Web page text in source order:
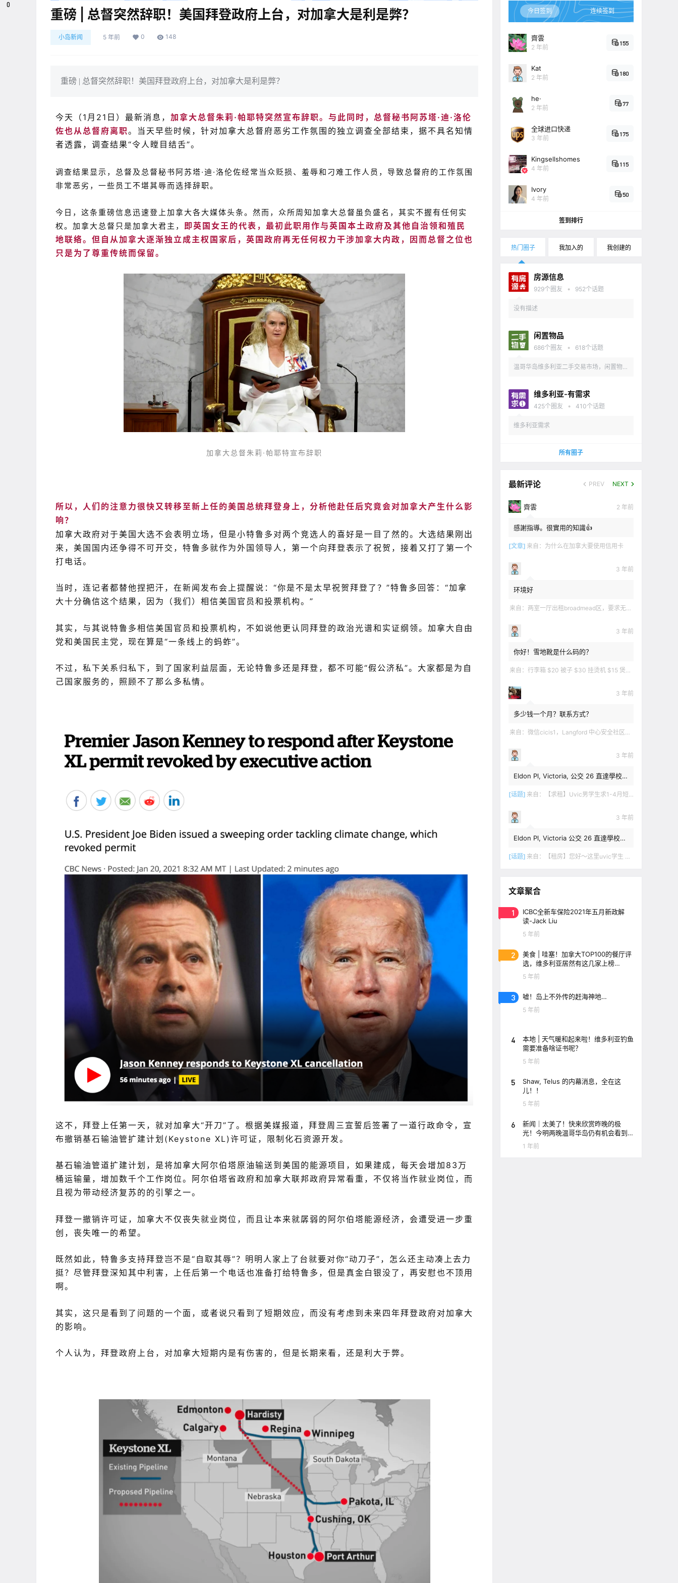
重磅 | 总督突然辞职！美国拜登政府上台，对加拿大是利是弊？
小岛新闻 5 年前 0 148
重磅 | 总督突然辞职！美国拜登政府上台，对加拿大是利是弊？
今天（1月21日）最新消息， 加拿大总督朱莉·帕耶特突然宣布辞职。与此同时，总督秘书阿苏塔·迪·洛伦
佐也从总督府离职。当天早些时候，针对加拿大总督府恶劣工作氛围的独立调查全部结束，据不具名知情
者透露，调查结果“令人瞠目结舌”。
调查结果显示，总督及总督秘书阿苏塔·迪·洛伦佐经常当众贬损、羞辱和刁难工作人员，导致总督府的工作氛围
非常恶劣，一些员工不堪其辱而选择辞职。
今日，这条重磅信息迅速登上加拿大各大媒体头条。然而，众所周知加拿大总督虽负盛名，其实不握有任何实
权。加拿大总督只是加拿大君主， 即英国女王的代表，最初此职用作与英国本土政府及其他自治领和殖民
地联络。但自从加拿大逐渐独立成主权国家后，英国政府再无任何权力干涉加拿大内政，因而总督之位也
只是为了尊重传统而保留。
加拿大总督朱莉·帕耶特宣布辞职
所以，人们的注意力很快又转移至新上任的美国总统拜登身上，分析他赴任后究竟会对加拿大产生什么影
响？
加拿大政府对于美国大选不会表明立场，但是小特鲁多对两个竞选人的喜好是一目了然的。大选结果刚出
来，美国国内还争得不可开交，特鲁多就作为外国领导人，第一个向拜登表示了祝贺，接着又打了第一个
打电话。
当时，连记者都替他捏把汗，在新闻发布会上提醒说：“你是不是太早祝贺拜登了？”特鲁多回答：“加拿
大十分确信这个结果，因为（我们）相信美国官员和投票机构。”
其实，与其说特鲁多相信美国官员和投票机构，不如说他更认同拜登的政治光谱和实证纲领。加拿大自由
党和美国民主党，现在算是“一条线上的蚂蚱”。
不过，私下关系归私下，到了国家利益层面，无论特鲁多还是拜登，都不可能“假公济私”。大家都是为自
己国家服务的，照顾不了那么多私情。
这不，拜登上任第一天，就对加拿大“开刀”了。根据美媒报道，拜登周三宣誓后签署了一道行政命令，宣
布撤销基石输油管扩建计划(Keystone XL)许可证，限制化石资源开发。
基石输油管道扩建计划，是将加拿大阿尔伯塔原油输送到美国的能源项目，如果建成，每天会增加83万
桶运输量，增加数千个工作岗位。阿尔伯塔省政府和加拿大联邦政府异常看重，不仅将当作就业岗位，而
且视为带动经济复苏的的引擎之一。
拜登一撤销许可证，加拿大不仅丧失就业岗位，而且让本来就孱弱的阿尔伯塔能源经济，会遭受进一步重
创，丧失唯一的希望。
既然如此，特鲁多支持拜登岂不是“自取其辱”？明明人家上了台就要对你“动刀子”，怎么还主动凑上去力
挺？尽管拜登深知其中利害，上任后第一个电话也准备打给特鲁多，但是真金白银没了，再安慰也不顶用
啊。
其实，这只是看到了问题的一个面，或者说只看到了短期效应，而没有考虑到未来四年拜登政府对加拿大
的影响。
个人认为，拜登政府上台，对加拿大短期内是有伤害的，但是长期来看，还是利大于弊。
0
今日签到 连续签到
齊雲
2 年前
155
Kat
2 年前
180
he·
2 年前
77
全球进口快递
3 年前
175
Kingsellshomes
4 年前
115
Ivory
4 年前
50
签到排行
热门圈子 我加入的 我创建的
房源信息
929个圈友 • 952个话题
没有描述
闲置物品
686个圈友 • 618个话题
温哥华岛维多利亚二手交易市场，闲置物品
维多利亚-有需求
425个圈友 • 410个话题
维多利亚需求
所有圈子
最新评论 PREV NEXT
齊雲 2 年前
感謝指導。很實用的知識👍
[文章] 来自： 为什么在加拿大要使用信用卡
3 年前
环境好
来自： 两室一厅出租broadmead区，要求无烟无宠无麻无party，租金2200不包水电有意短信联系2508858496
3 年前
你好！雪地靴是什么码的？
来自： 行李箱 $20 被子 $30 挂烫机 $15 煲汤锅 $5 华夫饼机 $5 衣服 $5 雪地靴 $10 滑雪手套 $10 宜家衣物收纳 .
3 年前
多少钱一个月？联系方式？
来自： 微信cicis1，Langford 中心安全社区完全独立平地出入一室一厅一书房步行5分钟到公车站和商业圈 有后花园和.
3 年前
Eldon Pl, Victoria, 公交 26 直達學校，
[话题] 来自： 【求租】Uvic男学生求1-4月短租
3 年前
Eldon Pl, Victoria 公交 26 直達學校，
[话题] 来自： 【租房】您好～这里uvic学生 明年1月份开始 希望找个独立出入的 爱干净 谢谢！
文章聚合
1
ICBC全新车保险2021年五月新政解
读-Jack Liu
5 年前
2
美食 | 哇塞！加拿大TOP100的餐厅评
选，维多利亚居然有这几家上榜
了！！
5 年前
3 嘘！岛上不外传的赶海神地…
5 年前
4
本地 | 天气暖和起来啦！维多利亚钓鱼
需要准备啥证书呢？
5 年前
5
Shaw, Telus 的内幕消息，全在这
儿！！
5 年前
6
新闻｜太美了！快来欣赏昨晚的极
光！今明两晚温哥华岛仍有机会看到
极光哦！
1 年前